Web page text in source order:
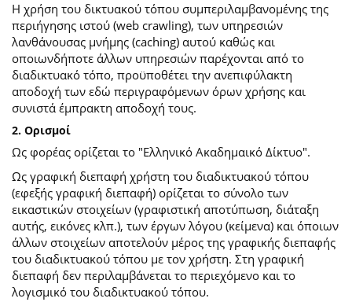
Η χρήση του δικτυακού τόπου συμπεριλαμβανομένης της
περιήγησης ιστού (web crawling), των υπηρεσιών
λανθάνουσας μνήμης (caching) αυτού καθώς και
οποιωνδήποτε άλλων υπηρεσιών παρέχονται από το
διαδικτυακό τόπο, προϋποθέτει την ανεπιφύλακτη
αποδοχή των εδώ περιγραφόμενων όρων χρήσης και
συνιστά έμπρακτη αποδοχή τους.
2. Ορισμοί
Ως φορέας ορίζεται το "Ελληνικό Ακαδημαικό Δίκτυο".
Ως γραφική διεπαφή χρήστη του διαδικτυακού τόπου
(εφεξής γραφική διεπαφή) ορίζεται το σύνολο των
εικαστικών στοιχείων (γραφιστική αποτύπωση, διάταξη
αυτής, εικόνες κλπ.), των έργων λόγου (κείμενα) και όποιων
άλλων στοιχείων αποτελούν μέρος της γραφικής διεπαφής
του διαδικτυακού τόπου με τον χρήστη. Στη γραφική
διεπαφή δεν περιλαμβάνεται το περιεχόμενο και το
λογισμικό του διαδικτυακού τόπου.